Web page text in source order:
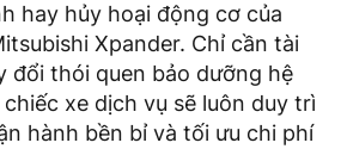
hay hủy hoại động cơ của
Xpander. Chỉ cần tài
đổi thói quen bảo dưỡng hệ
xe dịch vụ sẽ luôn duy trì
hành bền bỉ và tối ưu chi phí